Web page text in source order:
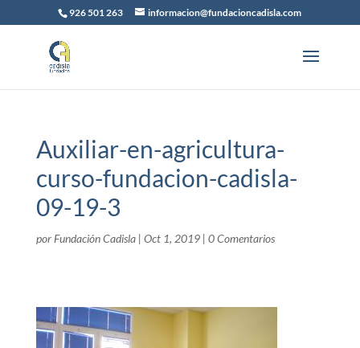
926 501 263 informacion@fundacioncadisla.com
Auxiliar-en-agricultura-
curso-fundacion-cadisla-
09-19-3
por Fundación Cadisla| Oct 1, 2019| 0 Comentarios